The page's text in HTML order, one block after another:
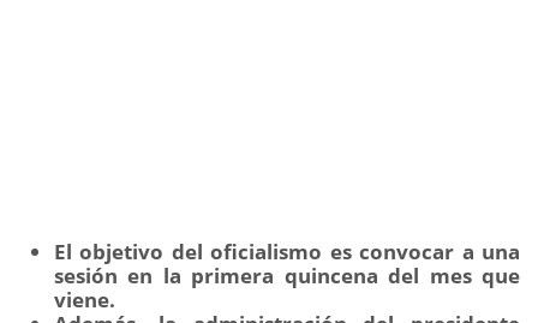
El objetivo del oficialismo es convocar a una
sesión en la primera quincena del mes que
viene.